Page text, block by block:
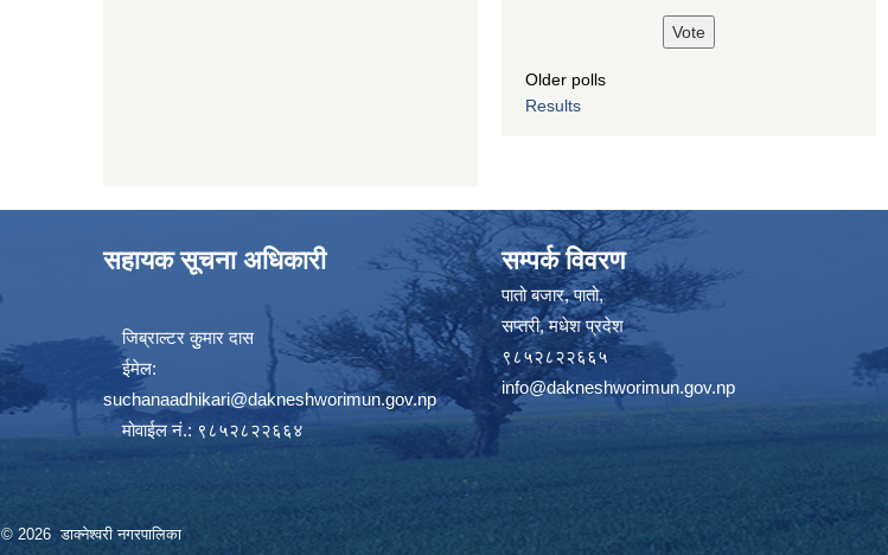
Older polls
Results
सहायक सूचना अधिकारी
जिब्राल्टर कुुमार दास
ईमेल:
suchanaadhikari@dakneshworimun.gov.np
मोवाईल नं.: ९८५२८२२६६४
सम्पर्क विवरण
पातो बजार, पातो,
सप्तरी, मधेश प्रदेश
९८५२८२२६६५
info@dakneshworimun.gov.np
© 2026 डाक्नेश्वरी नगरपालिका